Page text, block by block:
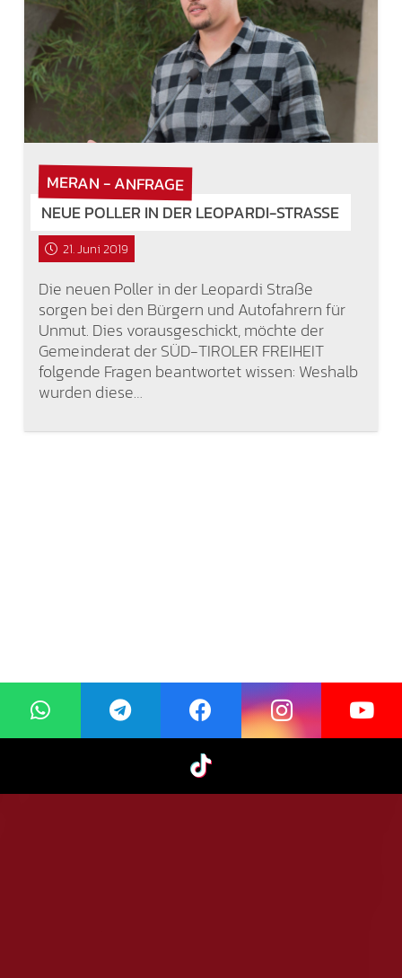
MERAN - ANFRAGE
NEUE POLLER IN DER LEOPARDI-STRASSE
21. Juni 2019
Die neuen Poller in der Leopardi Straße
sorgen bei den Bürgern und Autofahrern für
Unmut. Dies vorausgeschickt, möchte der
Gemeinderat der SÜD-TIROLER FREIHEIT
folgende Fragen beantwortet wissen: Weshalb
wurden diese…